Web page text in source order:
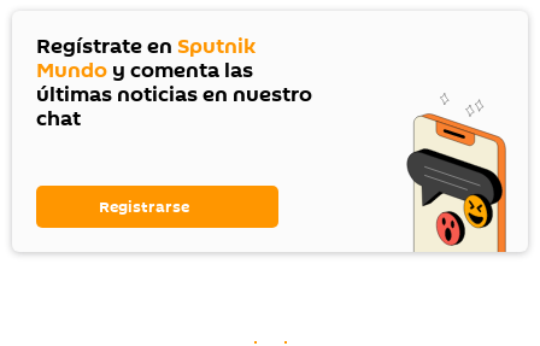
Regístrate en Sputnik
Mundo y comenta las
últimas noticias en nuestro
chat
Registrarse